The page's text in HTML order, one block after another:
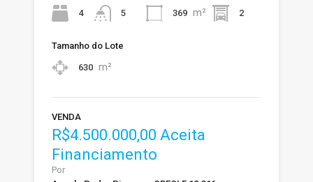
4 5 369 m² 2
Tamanho do Lote
630 m²
VENDA
R$4.500.000,00 Aceita
Financiamento
Por